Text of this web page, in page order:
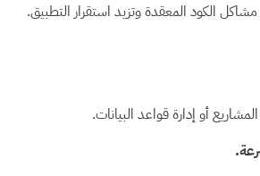
الكود المعقدة وتزيد استقرار التطبيق.
أو إدارة قواعد البيانات.